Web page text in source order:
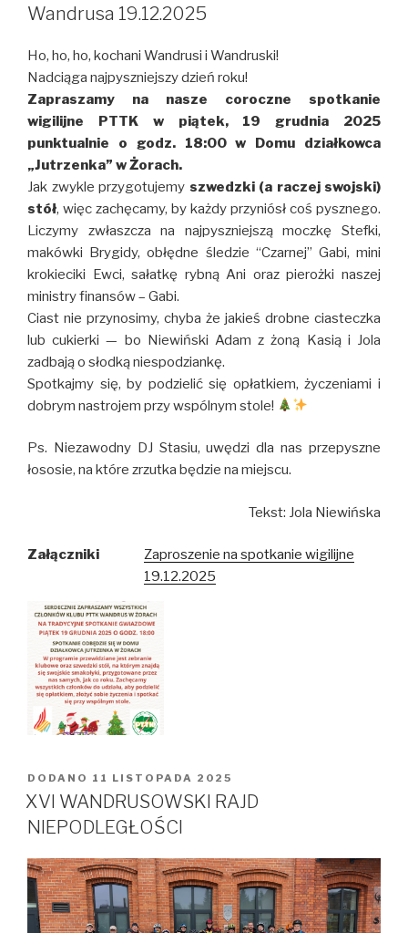
Wandrusa 19.12.2025
Ho, ho, ho, kochani Wandrusi i Wandruski!
Nadciąga najpyszniejszy dzień roku!
Zapraszamy na nasze coroczne spotkanie
wigilijne PTTK w piątek, 19 grudnia 2025
punktualnie o godz. 18:00 w Domu działkowca
„Jutrzenka” w Żorach.
Jak zwykle przygotujemy szwedzki (a raczej swojski)
stół, więc zachęcamy, by każdy przyniósł coś pysznego.
Liczymy zwłaszcza na najpyszniejszą moczkę Stefki,
makówki Brygidy, obłędne śledzie “Czarnej” Gabi, mini
krokieciki Ewci, sałatkę rybną Ani oraz pierożki naszej
ministry finansów – Gabi.
Ciast nie przynosimy, chyba że jakieś drobne ciasteczka
lub cukierki — bo Niewiński Adam z żoną Kasią i Jola
zadbają o słodką niespodziankę.
Spotkajmy się, by podzielić się opłatkiem, życzeniami i
dobrym nastrojem przy wspólnym stole!
Ps. Niezawodny DJ Stasiu, uwędzi dla nas przepyszne
łososie, na które zrzutka będzie na miejscu.
Tekst: Jola Niewińska
Załączniki
Zaproszenie na spotkanie wigilijne
19.12.2025
DODANO OPUBLIKOWANE
W
11 LISTOPADA 2025
XVI WANDRUSOWSKI RAJD
NIEPODLEGŁOŚCI